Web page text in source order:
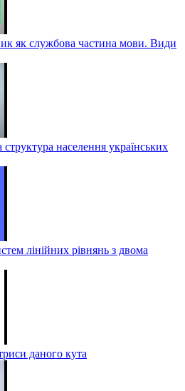
як службова частина мови. Види
структура населення українських
лінійних рівнянь з двома
даного кута